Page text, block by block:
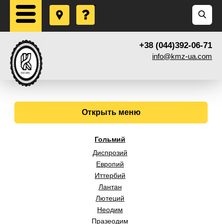
+38 (044)392-06-71
info@kmz-ua.com
Открыть меню
Гольмий
Диспрозий
Европий
Иттербий
Лантан
Лютеций
Неодим
Празеодим